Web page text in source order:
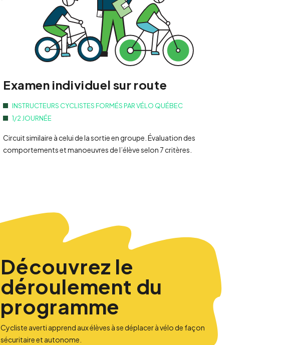
Examen individuel sur route
INSTRUCTEURS CYCLISTES FORMÉS PAR VÉLO QUÉBEC
1/2 JOURNÉE
Circuit similaire à celui de la sortie en groupe. Évaluation des
comportements et manoeuvres de l’élève selon 7 critères.
Découvrez le
déroulement du
programme
Cycliste averti apprend aux élèves à se déplacer à vélo de façon
sécuritaire et autonome.